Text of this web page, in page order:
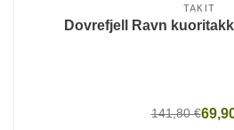
TAKIT
Dovrefjell Ravn
141,80 €